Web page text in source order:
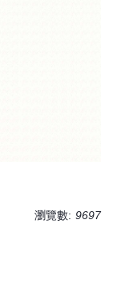
瀏覽數: 9697